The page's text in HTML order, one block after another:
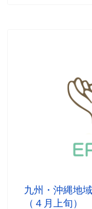
九州・沖縄地
（４月上旬）